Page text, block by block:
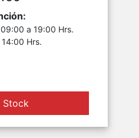
a 19:00 Hrs.
Hrs.
Stock